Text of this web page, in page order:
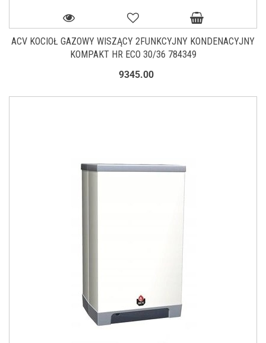
ACV KOCIOŁ GAZOWY WISZĄCY 2FUNKCYJNY KONDENACYJNY
KOMPAKT HR ECO 30/36 784349
9345.00